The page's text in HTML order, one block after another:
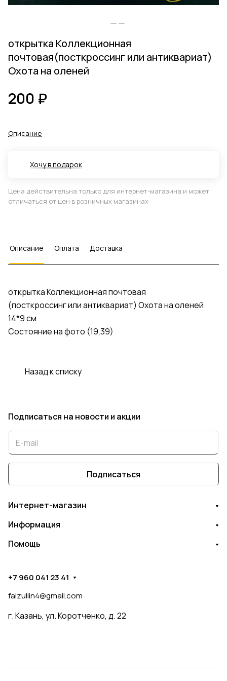
открытка Коллекционная
почтовая(посткроссинг или антиквариат)
Охота на оленей
200 ₽
Описание
Хочу в подарок
Цена действительна только для интернет-магазина и может
отличаться от цен в розничных магазинах
Описание Оплата Доставка
открытка Коллекционная почтовая
(посткроссинг или антиквариат) Охота на оленей
14*9 см
Состояние на фото (19.39)
Назад к списку
Подписаться на новости и акции
Подписаться
Интернет-магазин
Информация
Помощь
+7 960 041 23 41
faizullin4@gmail.com
г. Казань, ул. Коротченко, д. 22